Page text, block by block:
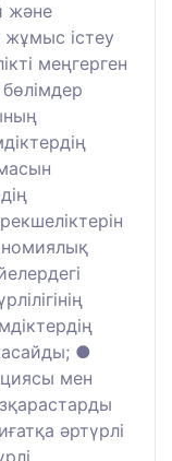
және
істеу
меңгерген
●
мен
әртүрлі